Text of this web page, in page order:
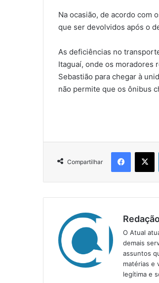
Na ocasião, de acordo com
que ser devolvidos após o
As deficiências no
Itaguaí, onde os moradores
Sebastião para chegar à
não permite que os ônibus
Compartilhar
O Atual
demais
assuntos
matérias e
legítima e